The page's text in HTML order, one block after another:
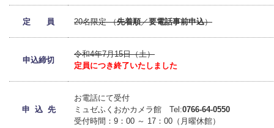
定 員 20名限定 （先着順／要電話事前申込）
申込締切
令和4年7月15日（土）
定員につき終了いたしました
申 込 先
お電話にて受付
ミュゼふくおかカメラ館 Tel:0766-64-0550
受付時間：9：00 ～ 17：00（月曜休館）